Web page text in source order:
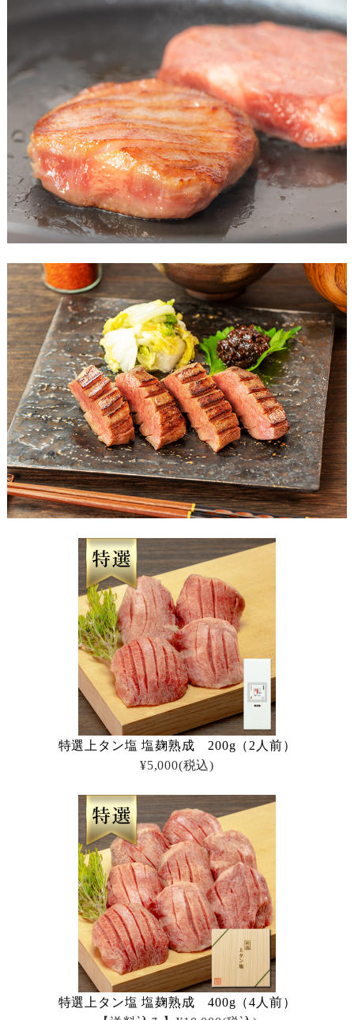
特選上タン塩 塩麹熟成 200g（2人前）
¥5,000(税込)
特選上タン塩 塩麹熟成 400g（4人前）